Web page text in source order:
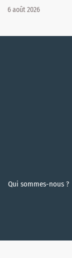
6 août 2026
Qui sommes-nous ?